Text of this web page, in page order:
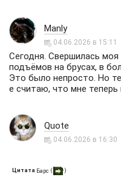
Manly
04.06.2026 в 15:11
Сегодня. Свершилась
подъёмов на брусах, в
Это было непросто. Но
е считаю, что мне теперь
Quote
04.06.2026 в 16:30
Цитата Барс ( )